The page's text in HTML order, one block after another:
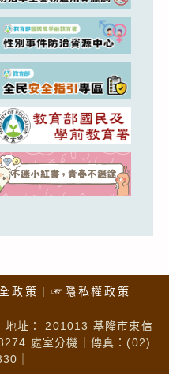
政策 ☞隱私權政策
址： 201013 基隆市東信
處室分機｜傳真：(02)
｜